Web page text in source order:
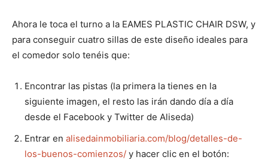
Ahora le toca el turno a la EAMES PLASTIC CHAIR DSW, y
para conseguir cuatro sillas de este diseño ideales para
el comedor solo tenéis que:
Encontrar las pistas (la primera la tienes en la
siguiente imagen, el resto las irán dando día a día
desde el Facebook y Twitter de Aliseda)
Entrar en alisedainmobiliaria.com/blog/detalles-de-
los-buenos-comienzos/ y hacer clic en el botón: